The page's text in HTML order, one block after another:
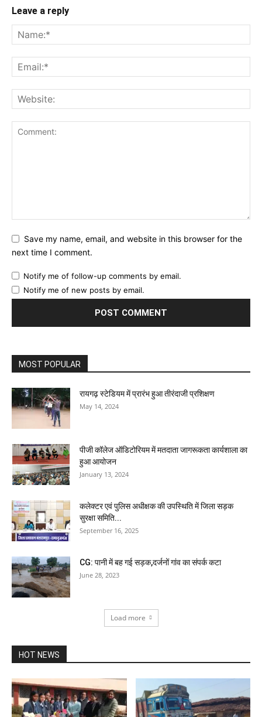
Leave a reply
Save my name, email, and website in this browser for the
next time I comment.
Notify me of follow-up comments by email.
Notify me of new posts by email.
MOST POPULAR
रायगढ़ स्टेडियम में प्रारंभ हुआ तीरंदाजी प्रशिक्षण
May 14, 2024
पीजी कॉलेज ऑडिटोरियम में मतदाता जागरूकता कार्यशाला का
हुआ आयोजन
January 13, 2024
कलेक्टर एवं पुलिस अधीक्षक की उपस्थिति में जिला सड़क
सुरक्षा समिति...
September 16, 2025
CG: पानी में बह गई सड़क,दर्जनों गांव का संपर्क कटा
June 28, 2023
Load more
HOT NEWS